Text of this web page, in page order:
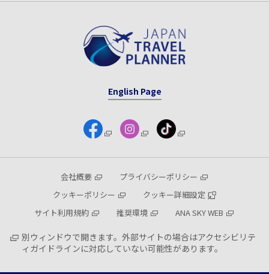
English Page
会社概要
プライバシーポリシー
クッキーポリシー
クッキー詳細設定
サイト利用規約
推奨環境 ANA SKY WEB
別ウィンドウで開きます。外部サイトの場合はアクセシビリテ
ィガイドラインに対応していない可能性があります。